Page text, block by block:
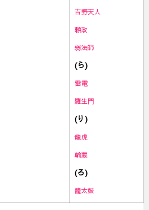
吉野天人
頼政
弱法師
(ら)
雷電
羅生門
(り)
龍虎
輪蔵
(ろ)
籠太鼓